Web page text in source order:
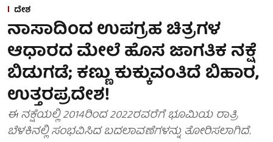
ದೇಶ
ನಾಸಾದಿಂದ ಉಪಗ್ರಹ ಚಿತ್ರಗಳ
ಆಧಾರದ ಮೇಲೆ ಹೊಸ ಜಾಗತಿಕ ನಕ್ಷೆ
ಬಿಡುಗಡೆ; ಕಣ್ಣು ಕುಕ್ಕುವಂತಿದೆ ಬಿಹಾರ,
ಉತ್ತರಪ್ರದೇಶ!
ಈ ನಕ್ಷೆಯಲ್ಲಿ 2014ರಿಂದ 2022ರವರೆಗೆ ಭೂಮಿಯ ರಾತ್ರಿ
ಬೆಳಕಿನಲ್ಲಿ ಸಂಭವಿಸಿದ ಬದಲಾವಣೆಗಳನ್ನು ತೋರಿಸಲಾಗಿದೆ.